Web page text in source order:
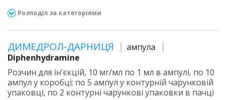
Розподіл за категоріями
ДИМЕДРОЛ-ДАРНИЦЯ
ампула
Diphenhydramine
Розчин для ін'єкцій, 10 мг/мл по 1 мл в ампулі, по 10
ампул у коробці; по 5 ампул у контурній чарунковій
упаковці, по 2 контурні чарункові упаковки в пачці